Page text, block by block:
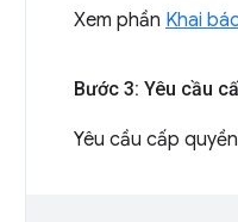
Xem phần Khai
Bước 3: Yêu cầu
Yêu cầu cấp